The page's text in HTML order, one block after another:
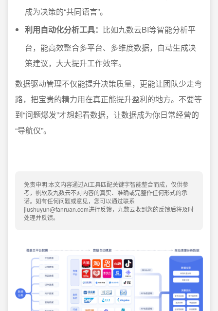
成为决策的“共同语言”。
利用自动化分析工具： 比如九数云BI等智能分析平
台，能高效整合多平台、多维度数据，自动生成决
策建议，大大提升工作效率。
数据驱动管理不仅能提升决策质量，更能让团队少走弯
路，把宝贵的精力用在真正能提升盈利的地方。不要等
到“问题爆发”才想起看数据，让数据成为你日常经营的
“导航仪”。
免责申明:本文内容通过AI工具匹配关键字智能整合而成，仅供参
考，帆软及九数云不对内容的真实、准确或完整作任何形式的承
诺。如有任何问题或意见，您可以通过联系
jiushuyun@fanruan.com进行反馈，九数云收到您的反馈后将及时
处理并反馈。